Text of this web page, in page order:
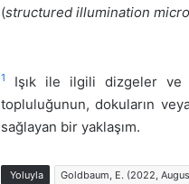
(structured illumination
1
Işık ile ilgili dizgeler ve
topluluğunun, dokuların
sağlayan bir yaklaşım.
Yoluyla Goldbaum, E. (2022,